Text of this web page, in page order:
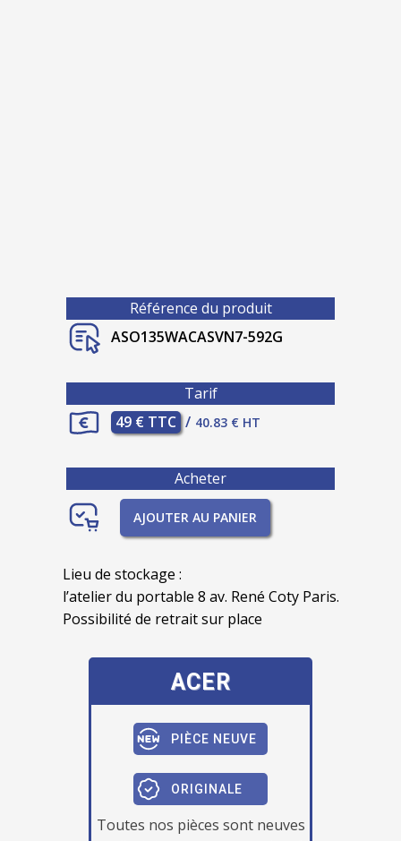
Référence du produit
ASO135WACASVN7-592G
Tarif
49 € TTC / 40.83 € HT
Acheter
AJOUTER AU PANIER
Lieu de stockage :
l’atelier du portable 8 av. René Coty Paris.
Possibilité de retrait sur place
ACER
PIÈCE NEUVE
ORIGINALE
Toutes nos pièces sont neuves